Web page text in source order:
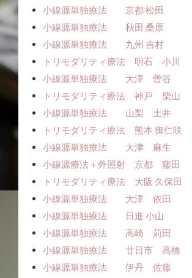
小線源単独療法 京都 松田
小線源単独療法 秋田 桑原
小線源単独療法 九州 吉村
トリモダリティ療法 明石 小川
小線源単独療法 大津 曽谷
トリモダリティ療法 神戸 柴山
小線源単独療法 山梨 土井
トリモダリティ療法 熊本 御仁咲
小線源単独療法 大津 麻生
小線源療法＋外照射 京都 藤田
トリモダリティ療法 大阪 久保田
小線源単独療法 大津 依田
小線源単独療法 日進 小山
小線源単独療法 高崎 苅田
小線源単独療法 廿日市 高橋
小線源単独療法 伊丹 佐藤